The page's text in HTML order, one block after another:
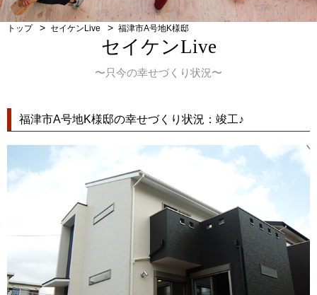
トップ セイケンLive 福津市A号地K様邸
セイケンLive
〜只今の幸せづくり状況〜
福津市A号地K様邸の幸せづくり状況：竣工♪